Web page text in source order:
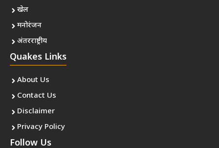
खेल
मनोरंजन
अंतरराष्ट्रीय
Quakes Links
About Us
Contact Us
Disclaimer
Privacy Policy
Follow Us